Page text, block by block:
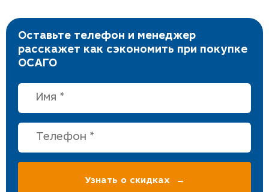
Оставьте телефон и менеджер
расскажет как сэкономить при покупке
ОСАГО